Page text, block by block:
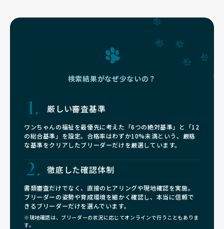
検索結果がなぜ少ないの？
厳しい審査基準
ワンちゃんの福祉を最優先に考えた「6つの絶対基準」と「12
の総合基準」を設定。合格率はわずか10%未満という、厳格
な基準をクリアしたブリーダーだけを厳選しています。
徹底した確認体制
書類審査だけでなく、直接のヒアリングや現地確認を実施。
ブリーダーの姿勢や育成環境を細かく確認し、本当に信頼で
きるブリーダーだけを選んでいます。
※現地確認は、ブリーダーの状況に応じてオンラインで行うこともありま
す。